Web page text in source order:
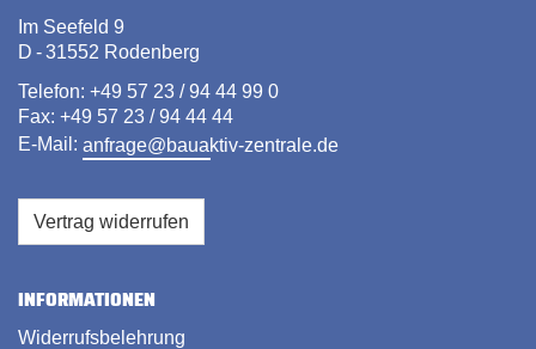
Im Seefeld 9
D - 31552 Rodenberg
Telefon: +49 57 23 / 94 44 99 0
Fax: +49 57 23 / 94 44 44
E-Mail: anfrage@bauaktiv-zentrale.de
Vertrag widerrufen
INFORMATIONEN
Widerrufsbelehrung